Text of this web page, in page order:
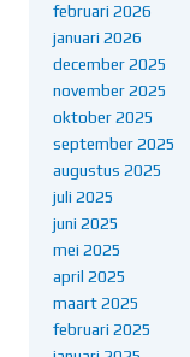
februari 2026
januari 2026
december 2025
november 2025
oktober 2025
september 2025
augustus 2025
juli 2025
juni 2025
mei 2025
april 2025
maart 2025
februari 2025